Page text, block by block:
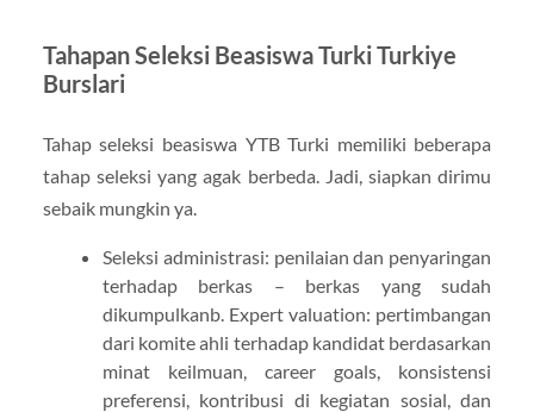
Tahapan Seleksi Beasiswa Turki Turkiye
Burslari
Tahap seleksi beasiswa YTB Turki memiliki beberapa
tahap seleksi yang agak berbeda. Jadi, siapkan dirimu
sebaik mungkin ya.
Seleksi administrasi: penilaian dan penyaringan
terhadap berkas – berkas yang sudah
dikumpulkanb. Expert valuation: pertimbangan
dari komite ahli terhadap kandidat berdasarkan
minat keilmuan, career goals, konsistensi
preferensi, kontribusi di kegiatan sosial, dan